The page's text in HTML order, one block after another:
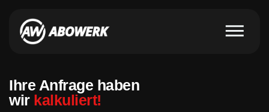
Ihre Anfrage haben
wir kalkuliert!